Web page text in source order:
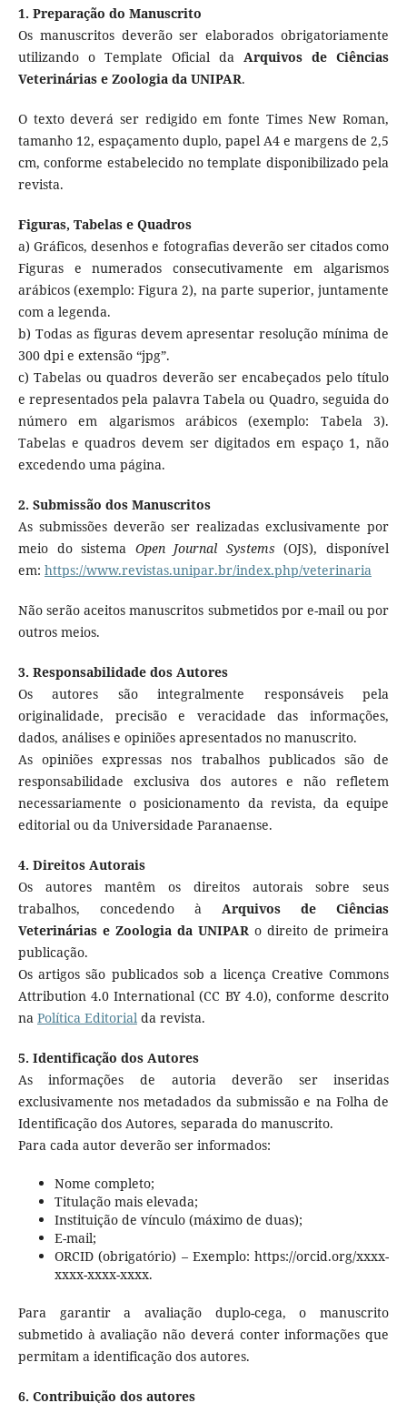
1. Preparação do Manuscrito
Os manuscritos deverão ser elaborados obrigatoriamente
utilizando o Template Oficial daArquivos de Ciências
Veterinárias e Zoologia da UNIPAR.
O texto deverá ser redigido em fonte Times New Roman,
tamanho 12, espaçamento duplo, papel A4 e margens de 2,5
cm, conforme estabelecido no template disponibilizado pela
revista.
Figuras, Tabelas e Quadros
a) Gráficos, desenhos e fotografias deverão ser citados como
Figuras e numerados consecutivamente em algarismos
arábicos (exemplo: Figura 2), na parte superior, juntamente
com a legenda.
b) Todas as figuras devem apresentar resolução mínima de
300 dpi e extensão “jpg”.
c) Tabelas ou quadros deverão ser encabeçados pelo título
e representados pela palavra Tabela ou Quadro, seguida do
número em algarismos arábicos (exemplo: Tabela 3).
Tabelas e quadros devem ser digitados em espaço 1, não
excedendo uma página.
2. Submissão dos Manuscritos
As submissões deverão ser realizadas exclusivamente por
meio do sistema Open Journal Systems (OJS), disponível
em: https://www.revistas.unipar.br/index.php/veterinaria
Não serão aceitos manuscritos submetidos por e-mail ou por
outros meios.
3. Responsabilidade dos Autores
Os autores são integralmente responsáveis pela
originalidade, precisão e veracidade das informações,
dados, análises e opiniões apresentados no manuscrito.
As opiniões expressas nos trabalhos publicados são de
responsabilidade exclusiva dos autores e não refletem
necessariamente o posicionamento da revista, da equipe
editorial ou da Universidade Paranaense.
4. Direitos Autorais
Os autores mantêm os direitos autorais sobre seus
trabalhos, concedendo àArquivos de Ciências
Veterinárias e Zoologia da UNIPARo direito de primeira
publicação.
Os artigos são publicados sob a licença Creative Commons
Attribution 4.0 International (CC BY 4.0), conforme descrito
na Política Editorialda revista.
5. Identificação dos Autores
As informações de autoria deverão ser inseridas
exclusivamente nos metadados da submissão e na Folha de
Identificação dos Autores, separada do manuscrito.
Para cada autor deverão ser informados:
Nome completo;
Titulação mais elevada;
Instituição de vínculo (máximo de duas);
E-mail;
ORCID (obrigatório) – Exemplo: https://orcid.org/xxxx-
xxxx-xxxx-xxxx.
Para garantir a avaliação duplo-cega, o manuscrito
submetido à avaliação não deverá conter informações que
permitam a identificação dos autores.
6. Contribuição dos autores